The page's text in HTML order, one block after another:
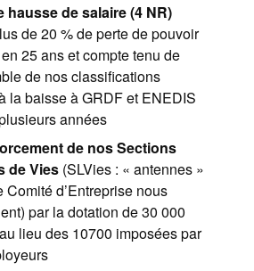
hausse de salaire (4 NR)
de 20 % de perte de pouvoir
en 25 ans et compte tenu de
de nos classifications
la baisse à GRDF et ENEDIS
années
de nos Sections
de Vies (SLVies : « antennes »
Comité d’Entreprise nous
par la dotation de 30 000
lieu des 10700 imposées par